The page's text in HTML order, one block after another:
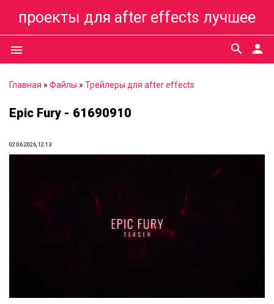
проекты для after effects лучшее
menu person
search
Главная » Файлы » Трейлеры для after effects
Epic Fury - 61690910
02.06.2026, 12:13